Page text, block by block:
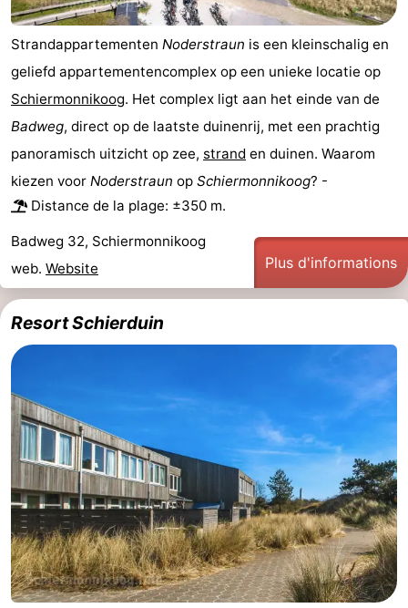
du
vélo
Randonnée
-
Peche
Sportive
-
Equitation
-
Promenade
sur
les
Wadden
Observation
des
phoques
Boire
et
manger
Événements
Pratiques
Forum
Stationnement
Adresses
Médicales
Région
Friesland
-
Leeuwarden
Îles
Strandappartementen Noderstraun is een kleinschalig en
geliefd appartementencomplex op een unieke locatie op
Schiermonnikoog. Het complex ligt aan het einde van de
Badweg, direct op de laatste duinenrij, met een prachtig
panoramisch uitzicht op zee, strand en duinen. Waarom
kiezen voor Noderstraun op Schiermonnikoog? -
Distance de la plage: ±350 m.
Badweg 32, Schiermonnikoog
web. Website Plus d'informations
Resort Schierduin